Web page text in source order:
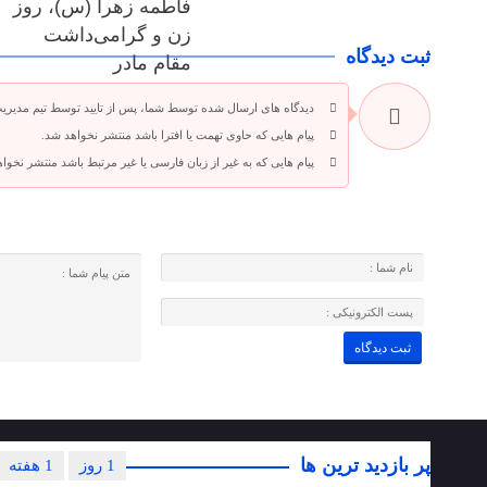
فاطمه زهرا (س)، روز
زن و گرامی‌داشت
مقام مادر
ثبت دیدگاه
دیدگاه های ارسال شده توسط شما، پس از تایید توسط تیم
پیام هایی که حاوی تهمت یا افترا باشد منتشر نخواهد شد.
پیام هایی که به غیر از زبان فارسی یا غیر مرتبط باشد منتشر
پر بازدید ترین ها 1 هفته 1 روز